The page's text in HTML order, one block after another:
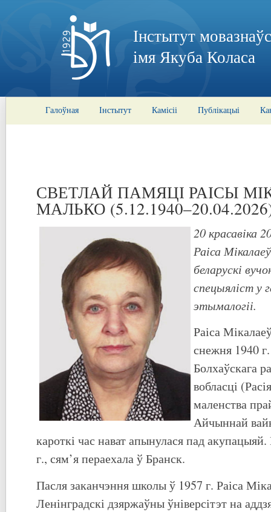
Інстытут
імя Якуба Коласа
Галоўная Інстытут Камісіі Публікацыі
СВЕТЛАЙ ПАМЯЦІ РАІСЫ
МАЛЬКО
20 красавіка
Раіса
беларускі
спецыяліст у
этымалогіі.
Раіса
снежня 1940
Болхаўскага
вобласці
маленства
Айчыннай
кароткі час нават апынулася пад
г., сям’я пераехала ў Бранск.
Пасля заканчэння школы ў 1957 г. Раіса
Ленінградскі дзяржаўны ўніверсітэт на